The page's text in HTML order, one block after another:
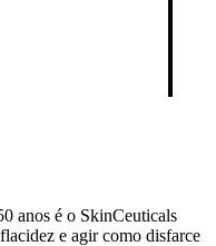
anos é o SkinCeuticals
e agir como disfarce